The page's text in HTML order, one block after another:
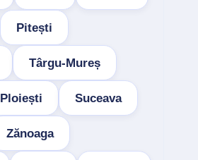
Pitești
Târgu-Mureș
Ploiești Suceava
Zănoaga